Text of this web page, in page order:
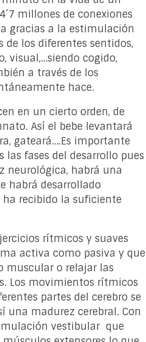
millones de conexiones
gracias a la estimulación
de los diferentes sentidos,
visual,…siendo cogido,
a través de los
hace.
en un cierto orden, de
Así el bebe levantará
gateará….Es importante
las fases del desarrollo pues
neurológica, habrá una
habrá desarrollado
recibido la suficiente
rítmicos y suaves
activa como pasiva y que
muscular o relajar las
Los movimientos rítmicos
partes del cerebro se
una madurez cerebral. Con
vestibular que